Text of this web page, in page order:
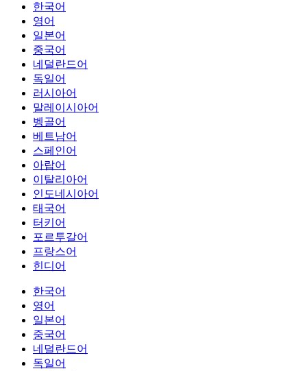
한국어
영어
일본어
중국어
네덜란드어
독일어
러시아어
말레이시아어
벵골어
베트남어
스페인어
아랍어
이탈리아어
인도네시아어
태국어
터키어
포르투갈어
프랑스어
힌디어
한국어
영어
일본어
중국어
네덜란드어
독일어